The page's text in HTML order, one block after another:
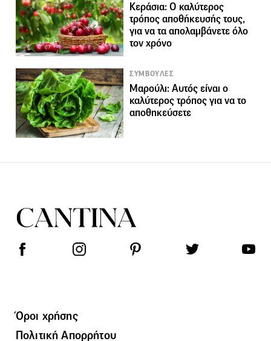
Κεράσια: Ο καλύτερος
τρόπος αποθήκευσής τους,
για να τα απολαμβάνετε όλο
τον χρόνο
ΣΥΜΒΟΥΛΕΣ
Μαρούλι: Αυτός είναι ο
καλύτερος τρόπος για να το
αποθηκεύσετε
Όροι χρήσης
Πολιτική Απορρήτου